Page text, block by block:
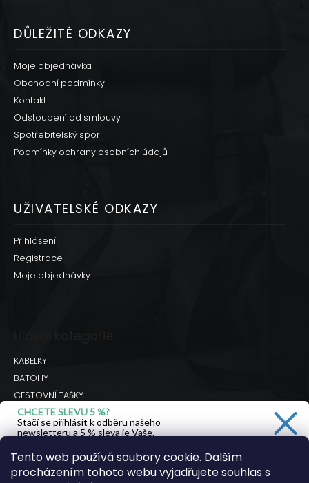
Tento web používá soubory cookie. Dalším
procházením tohoto webu vyjadřujete souhlas s
DŮLEŽITÉ ODKAZY
Moje objednávka
Obchodní podmínky
Kontakt
Odstoupení od smlouvy
Spotřebitelský spor
Podmínky ochrany osobních údajů
UŽIVATELSKÉ ODKAZY
Přihlášení
Registrace
Moje objednávky
KABELKY
BATOHY
CESTOVNÍ TAŠKY
BRAŠNY
DOPLŇKY
CHCETE SLEVU 5 %?
Stačí se přihlásit k odběru našeho
newsletteru a 5 % sleva je Vaše.